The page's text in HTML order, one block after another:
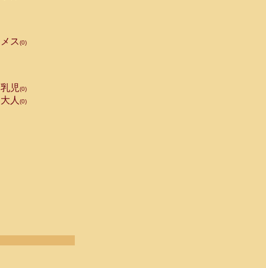
メス(0)
乳児(0)
大人 (0)